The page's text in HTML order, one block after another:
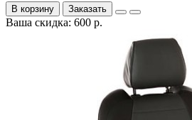
В корзину Заказать
Ваша скидка: 600 р.